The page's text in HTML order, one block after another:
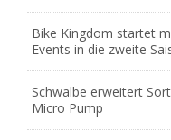
Bike Kingdom startet
Events in die zweite
Schwalbe erweitert
Micro Pump